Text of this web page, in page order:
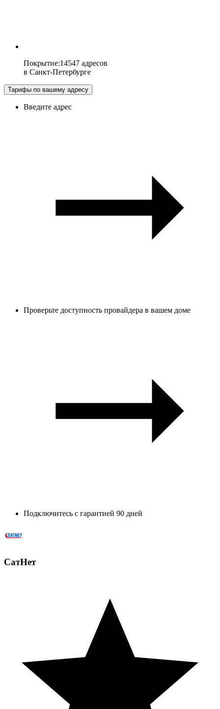
Покрытие:14547 адресов
в Санкт-Петербурге
Тарифы по вашему адресу
Введите адрес
Проверьте доступность провайдера в вашем доме
Подключитесь с гарантией 90 дней
СатНет